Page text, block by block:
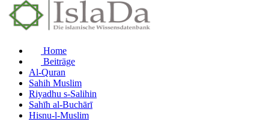
Home
Beiträge
Al-Quran
Sahih Muslim
Riyadhu s-Salihin
Sahīh al-Buchārī
Hisnu-l-Muslim